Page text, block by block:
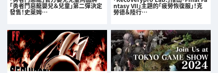
「勇者鬥惡龍嬰兒＆兒童」第二彈決定
發售！史萊姆…
ntasy VII」主題的「疲勞恢復服」！克
勞德＆陸行…